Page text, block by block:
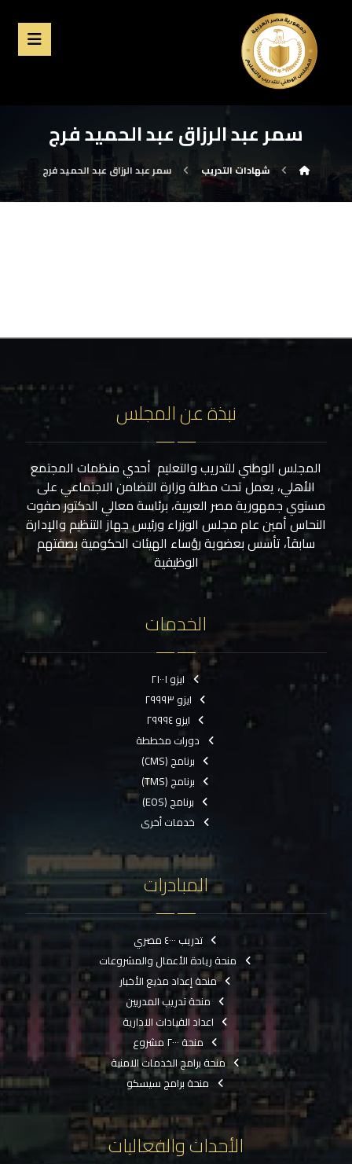
سمر عبد الرزاق عبد الحميد فرج
شهادات التدريب سمر عبد الرزاق عبد الحميد فرج
نبذة عن المجلس
المجلس الوطني للتدريب والتعليم أحدي منظمات المجتمع
الأهلي، يعمل تحت مظلة وزارة التضامن الاجتماعي على
مستوي جمهورية مصر العربية، برئاسة معالي الدكتور صفوت
النحاس أمين عام مجلس الوزراء ورئيس جهاز التنظيم والإدارة
سابقاً، تأسس بعضوية رؤساء الهيئات الحكومية بصفتهم
الوظيفية
الخدمات
ايزو ٢١٠٠١
ايزو ٢٩٩٩٣
ايزو ٢٩٩٩٤
دورات مخططة
برنامج (CMS)
برنامج (TMS)
برنامج (EOS)
خدمات أخرى
المبادرات
تدريب ٤٠٠٠ مصري
منحة ريادة الأعمال والمشروعات
منحة إعداد مذيع الأخبار
منحة تدريب المدربين
اعداد القيادات الادارية
منحة ٢٠٠٠ مشروع
منحة برامج الخدمات الامنية
منحة برامج سيسكو
الأحداث والفعاليات